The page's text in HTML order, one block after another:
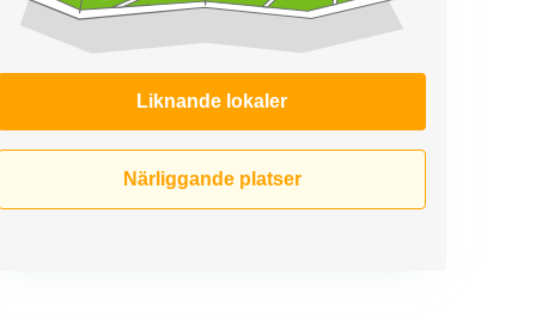
Liknande lokaler
Närliggande platser